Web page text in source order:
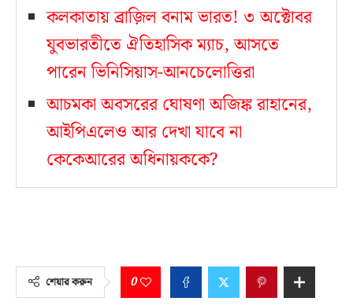
কলকাতায় ব্রাজ়িল বনাম ভারত! ৩ অক্টোবর
যুবভারতীতে ঐতিহাসিক ম্যাচ, আসতে
পারেন ভিনিসিয়াস-আনচেলোত্তিরা
আচমকা অবসরের ঘোষণা অজিঙ্ক রাহানের,
আইপিএলেও আর দেখা যাবে না
কেকেআরের অধিনায়ককে?
শেয়ার করুন 0